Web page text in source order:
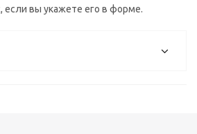
если вы укажете его в форме.